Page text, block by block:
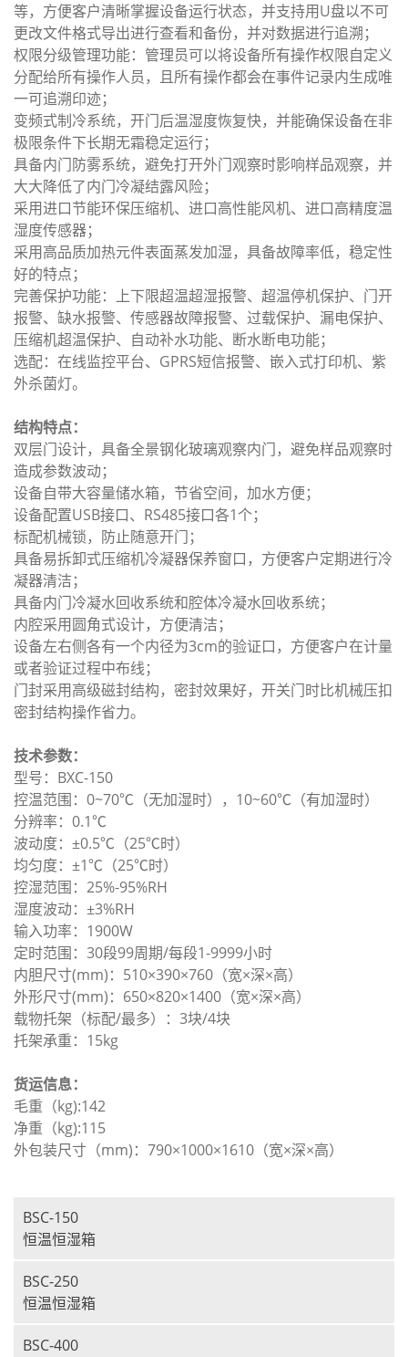
等，方便客户清晰掌握设备运行状态，并支持用U盘以不可
更改文件格式导出进行查看和备份，并对数据进行追溯；
权限分级管理功能：管理员可以将设备所有操作权限自定义
分配给所有操作人员，且所有操作都会在事件记录内生成唯
一可追溯印迹；
变频式制冷系统，开门后温湿度恢复快，并能确保设备在非
极限条件下长期无霜稳定运行；
具备内门防雾系统，避免打开外门观察时影响样品观察，并
大大降低了内门冷凝结露风险；
采用进口节能环保压缩机、进口高性能风机、进口高精度温
湿度传感器；
采用高品质加热元件表面蒸发加湿，具备故障率低，稳定性
好的特点；
完善保护功能：上下限超温超湿报警、超温停机保护、门开
报警、缺水报警、传感器故障报警、过载保护、漏电保护、
压缩机超温保护、自动补水功能、断水断电功能；
选配：在线监控平台、GPRS短信报警、嵌入式打印机、紫
外杀菌灯。
结构特点：
双层门设计，具备全景钢化玻璃观察内门，避免样品观察时
造成参数波动；
设备自带大容量储水箱，节省空间，加水方便；
设备配置USB接口、RS485接口各1个；
标配机械锁，防止随意开门；
具备易拆卸式压缩机冷凝器保养窗口，方便客户定期进行冷
凝器清洁；
具备内门冷凝水回收系统和腔体冷凝水回收系统；
内腔采用圆角式设计，方便清洁；
设备左右侧各有一个内径为3cm的验证口，方便客户在计量
或者验证过程中布线；
门封采用高级磁封结构，密封效果好，开关门时比机械压扣
密封结构操作省力。
技术参数：
型号：BXC-150
控温范围：0~70℃（无加湿时），10~60℃（有加湿时）
分辨率：0.1℃
波动度：±0.5℃（25℃时）
均匀度：±1℃（25℃时）
控湿范围：25%-95%RH
湿度波动：±3%RH
输入功率：1900W
定时范围：30段99周期/每段1-9999小时
内胆尺寸(mm)：510×390×760 （宽×深×高）
外形尺寸(mm)：650×820×1400 （宽×深×高）
载物托架（标配/最多）：3块/4块
​托架承重：15kg
货运信息：
毛重（kg):142
净重（kg):115
外包装尺寸（mm)：790×1000×1610 （宽×深×高）
BSC-150
恒温恒湿箱
BSC-250
恒温恒湿箱
BSC-400